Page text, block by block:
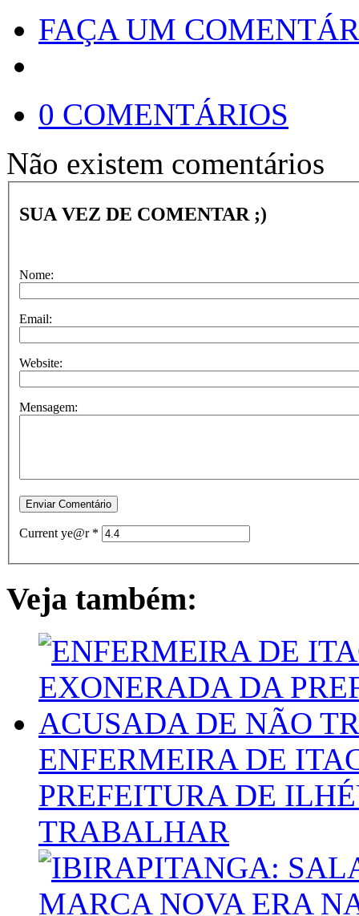
FAÇA UM
0 COMENTÁRIOS
Não existem comentários
SUA VEZ DE COMENTAR ;)
Nome:
Email:
Website:
Mensagem:
Current ye@r *
Veja também:
ENFERMEIRA DE
PREFEITURA DE
TRABALHAR